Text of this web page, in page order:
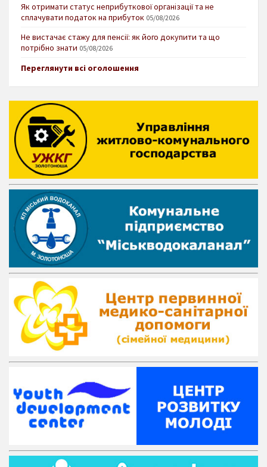
Як отримати статус неприбуткової організації та не
сплачувати податок на прибуток 05/08/2026
Не вистачає стажу для пенсії: як його докупити та що
потрібно знати 05/08/2026
Переглянути всі оголошення